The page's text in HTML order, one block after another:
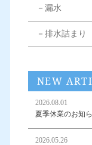
－漏水
－排水詰まり
NEW
2026.08.01
夏季休業のお知
2026.05.26